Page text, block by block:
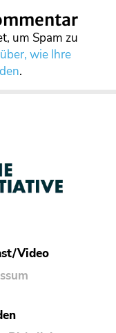
um Spam zu
wie Ihre
.
Video